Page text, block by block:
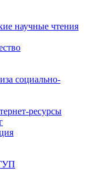
научные чтения
социально-
ресурсы